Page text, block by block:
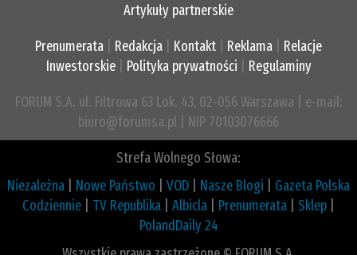
Artykuły partnerskie
Prenumerata Redakcja Kontakt Reklama
Relacje
Inwestorskie| Polityka prywatności Regulaminy
FORUM S.A. ul. Filtrowa 63 Lok. 43, 02-056 Warszawa | e-mail:
biuro@forumsa.pl | NIP 70103076666
Strefa Wolnego Słowa:
Niezależna
Nowe Państwo VOD Nasze Blogi
Gazeta Polska
Codziennie
TV Republika Albicla Prenumerata Sklep
PolandDaily 24